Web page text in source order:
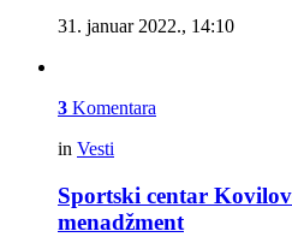
31. januar 2022., 14:10
3 Komentara
in Vesti
Sportski centar
menadžment